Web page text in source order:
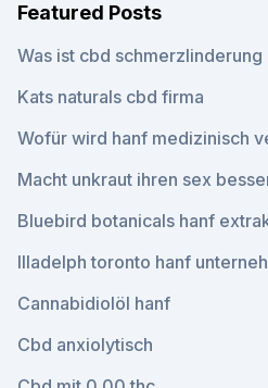
Featured Posts
Was ist cbd schmerzlinderung
Kats naturals cbd firma
Wofür wird hanf medizinisch
Macht unkraut ihren sex
Bluebird botanicals hanf
Illadelph toronto hanf
Cannabidiolöl hanf
Cbd anxiolytisch